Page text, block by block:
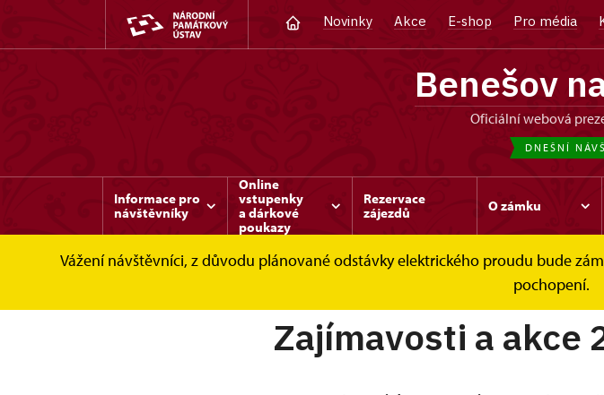
Novinky Akce E-shop Pro média
Benešov
oficiální webová
DNEŠNÍ
Informace pro
návštěvníky
Online
vstupenky
a dárkové
poukazy
Rezervace
zájezdů
O zámku
Vážení návštěvníci, z důvodu plánované odstávky elektrického proudu bude
pochopení.
Benešov nad Ploučnicí Zajímavosti a akce 2026
Zajímavosti a akce